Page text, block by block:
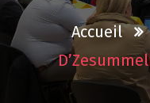
Accueil